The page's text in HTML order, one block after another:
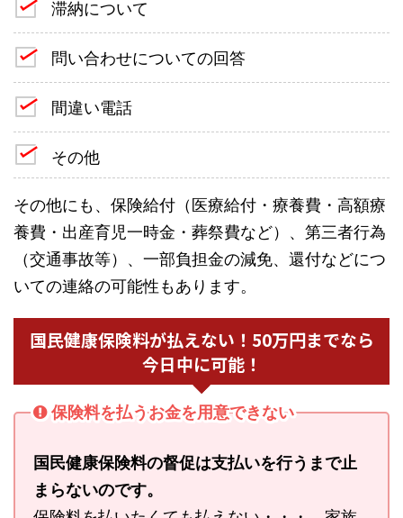
滞納について
問い合わせについての回答
間違い電話
その他
その他にも、保険給付（医療給付・療養費・高額療
養費・出産育児一時金・葬祭費など）、第三者行為
（交通事故等）、一部負担金の減免、還付などにつ
いての連絡の可能性もあります。
国民健康保険料が払えない！50万円までなら
今日中に可能！
保険料を払うお金を用意できない
国民健康保険料の督促は支払いを行うまで止
まらないのです。